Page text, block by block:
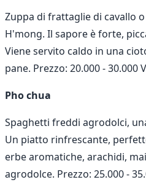
Zuppa di frattaglie di cavallo
H'mong. Il sapore è forte,
Viene servito caldo in una
pane. Prezzo: 20.000 - 30.000
Pho chua
Spaghetti freddi agrodolci,
Un piatto rinfrescante,
erbe aromatiche, arachidi,
agrodolce. Prezzo: 25.000 -